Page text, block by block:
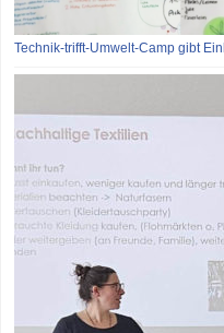
Technik-trifft-Umwelt-Camp gibt